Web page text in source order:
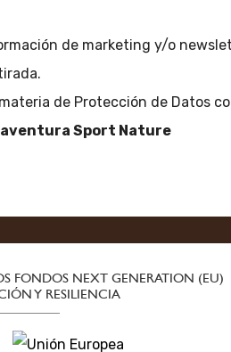
de marketing y/o
de Protección de Datos
Sport Nature
FONDOS NEXT GENERATION (EU)
Y RESILIENCIA